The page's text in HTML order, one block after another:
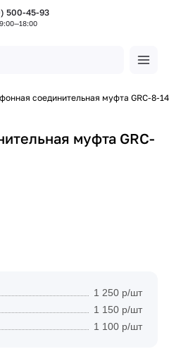
500-45-93
соединительная муфта GRC-8-14
муфта GRC-
1 250 р/шт
1 150 р/шт
1 100 р/шт